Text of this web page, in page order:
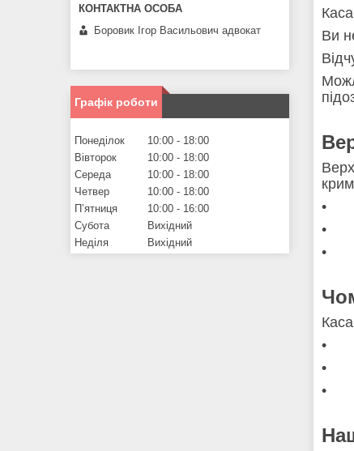
Ви
•
•
•
•
•
•
Боровик Ігор Васильович адвокат
Графік роботи
Понеділок 10:00
18:00
Вівторок
10:00
18:00
Середа
10:00
18:00
Четвер
10:00
18:00
Пʼятниця
10:00
16:00
Субота
Вихідний
Неділя
Вихідний